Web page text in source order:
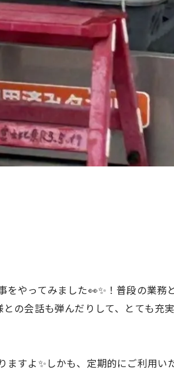
やってみました👀✨！普段の業務
の会話も弾んだりして、とても充
すよ✨しかも、定期的にご利用い